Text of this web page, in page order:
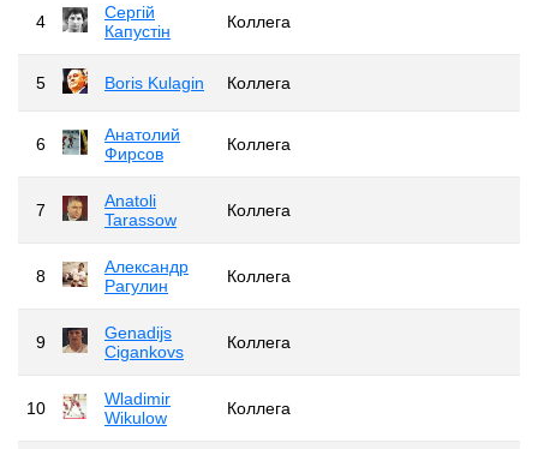
4
Сергій
Капустін
Коллега
5 Boris Kulagin Коллега
6
Анатолий
Фирсов
Коллега
7
Anatoli
Tarassow
Коллега
8
Александр
Рагулин
Коллега
9
Genadijs
Cigankovs
Коллега
10
Wladimir
Wikulow
Коллега